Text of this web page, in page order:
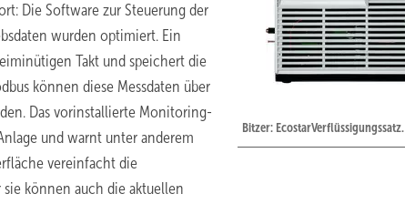
Bitzer: EcostarVerflüssigungssatz.
Die Software zur Steuerung der
wurden optimiert. Ein
Takt und speichert die
können diese Messdaten über
Das vorinstallierte Monitoring-
und warnt unter anderem
vereinfacht die
können auch die aktuellen